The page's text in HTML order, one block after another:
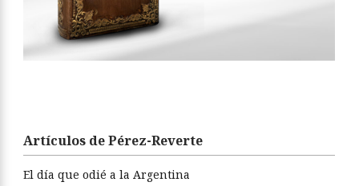
Artículos de Pérez-Reverte
El día que odié a la Argentina